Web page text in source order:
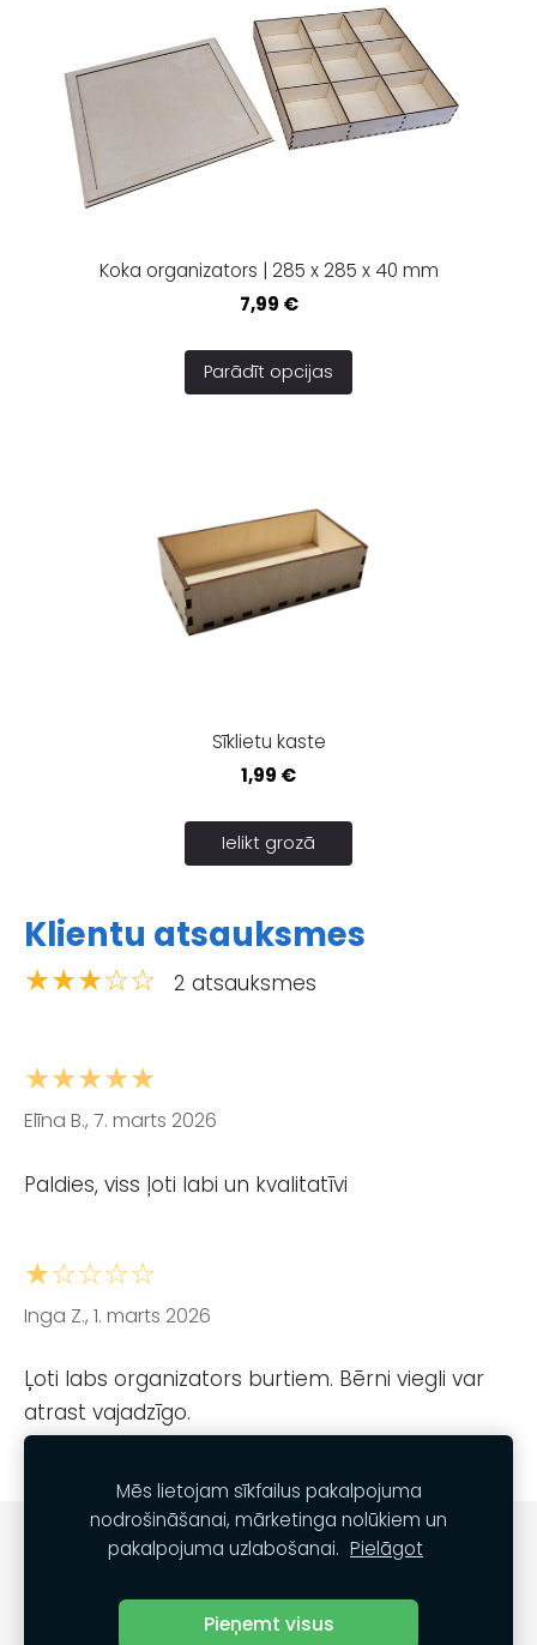
Koka organizators | 285 x 285 x 40 mm
7,99 €
Parādīt opcijas
Sīklietu kaste
1,99 €
Ielikt grozā
Klientu atsauksmes
★★★☆☆ 2 atsauksmes
★★★★★
Elīna B., 7. marts 2026
Paldies, viss ļoti labi un kvalitatīvi
★☆☆☆☆
Inga Z., 1. marts 2026
Ļoti labs organizators burtiem. Bērni viegli var
atrast vajadzīgo.
Noteikumi Kontakti Sīkdatnes
Mēs lietojam sīkfailus pakalpojuma
nodrošināšanai, mārketinga nolūkiem un
pakalpojuma uzlabošanai. Pielāgot
Pieņemt visus